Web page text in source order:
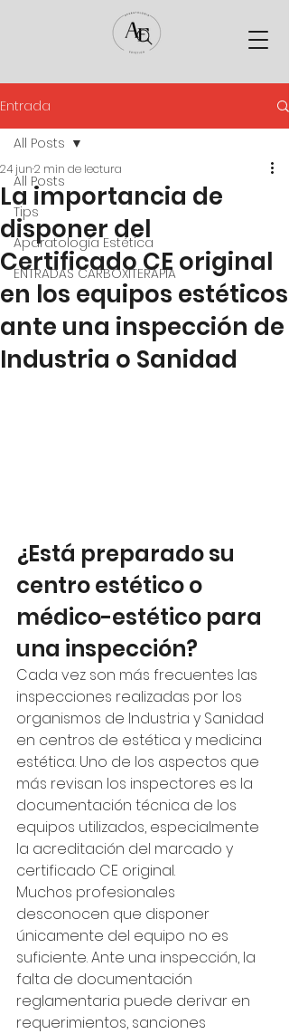
Entrada
All Posts
Tips
Aparatología Estética
ENTRADAS CARBOXITERAPIA
All Posts
La importancia de
disponer del
Certificado CE original
en los equipos estéticos
ante una inspección de
Industria o Sanidad
24 jun2 min de lectura
¿Está preparado su
centro estético o
médico-estético para
una inspección?
Cada vez son más frecuentes las
inspecciones realizadas por los
organismos de Industria y Sanidad
en centros de estética y medicina
estética. Uno de los aspectos que
más revisan los inspectores es la
documentación técnica de los
equipos utilizados, especialmente
la acreditación del marcado y
certificado CE original.
Muchos profesionales
desconocen que disponer
únicamente del equipo no es
suficiente. Ante una inspección, la
falta de documentación
reglamentaria puede derivar en
requerimientos, sanciones